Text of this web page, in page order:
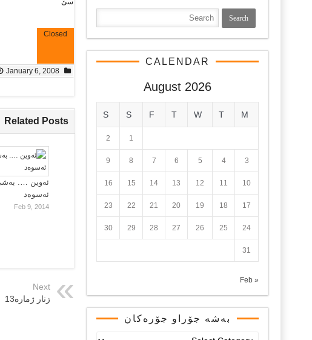
Closed
January 6, 2008
Related Posts
ئەوین ….
ئەسوەد
Feb 9, 2014
Next
زنار ژماره‌13
CALENDAR
August 2026
M
T
W
T
F
S
S
1
2
3
4
5
6
7
8
9
10
11
12
13
14
15
16
17
18
19
20
21
22
23
24
25
26
27
28
29
30
31
« Feb
بەشە جۆراو جۆرەکان